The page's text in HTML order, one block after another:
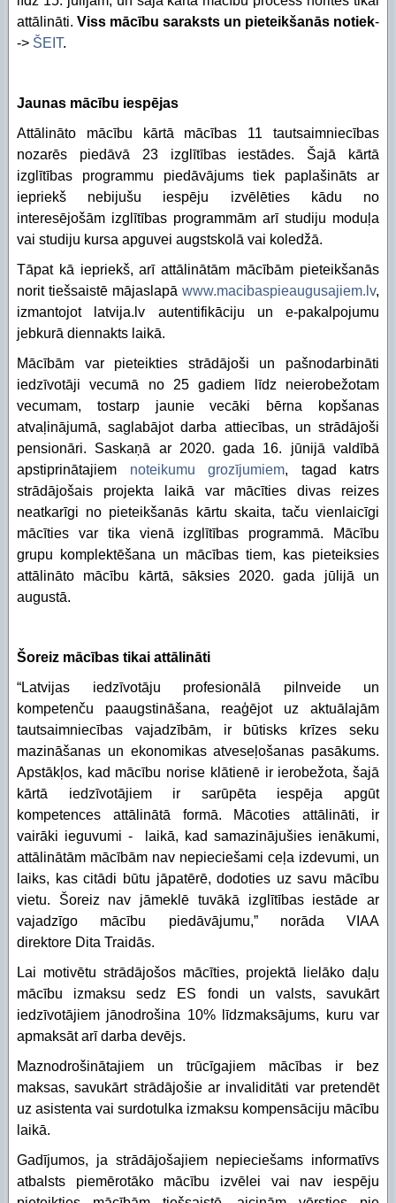
Piekļūstamības paziņojums Izglītības pārvalde
Digitālās plaisas mazināšana sociāli
STEM un pilsoniskā līdzdalība
attālināti. Viss mācību saraksts un pieteikšanās notiek-
-> ŠEIT.
Jaunas mācību iespējas
Attālināto mācību kārtā mācības 11 tautsaimniecības
nozarēs piedāvā 23 izglītības iestādes. Šajā kārtā
izglītības programmu piedāvājums tiek paplašināts ar
iepriekš nebijušu iespēju izvēlēties kādu no
interesējošām izglītības programmām arī studiju moduļa
vai studiju kursa apguvei augstskolā vai koledžā.
Tāpat kā iepriekš, arī attālinātām mācībām pieteikšanās
norit tiešsaistē mājaslapā www.macibaspieaugusajiem.lv,
izmantojot latvija.lv autentifikāciju un e-pakalpojumu
jebkurā diennakts laikā.
Mācībām var pieteikties strādājoši un pašnodarbināti
iedzīvotāji vecumā no 25 gadiem līdz neierobežotam
vecumam, tostarp jaunie vecāki bērna kopšanas
atvaļinājumā, saglabājot darba attiecības, un strādājoši
pensionāri. Saskaņā ar 2020. gada 16. jūnijā valdībā
apstiprinātajiem noteikumu grozījumiem, tagad katrs
strādājošais projekta laikā var mācīties divas reizes
neatkarīgi no pieteikšanās kārtu skaita, taču vienlaicīgi
mācīties var tika vienā izglītības programmā. Mācību
grupu komplektēšana un mācības tiem, kas pieteiksies
attālināto mācību kārtā, sāksies 2020. gada jūlijā un
augustā.
Šoreiz mācības tikai attālināti
“Latvijas iedzīvotāju profesionālā pilnveide un
kompetenču paaugstināšana, reaģējot uz aktuālajām
tautsaimniecības vajadzībām, ir būtisks krīzes seku
mazināšanas un ekonomikas atveseļošanas pasākums.
Apstākļos, kad mācību norise klātienē ir ierobežota, šajā
kārtā iedzīvotājiem ir sarūpēta iespēja apgūt
kompetences attālinātā formā. Mācoties attālināti, ir
vairāki ieguvumi - laikā, kad samazinājušies ienākumi,
attālinātām mācībām nav nepieciešami ceļa izdevumi, un
laiks, kas citādi būtu jāpatērē, dodoties uz savu mācību
vietu. Šoreiz nav jāmeklē tuvākā izglītības iestāde ar
vajadzīgo mācību piedāvājumu,” norāda VIAA
direktore Dita Traidās.
Lai motivētu strādājošos mācīties, projektā lielāko daļu
mācību izmaksu sedz ES fondi un valsts, savukārt
iedzīvotājiem jānodrošina 10% līdzmaksājums, kuru var
apmaksāt arī darba devējs.
Maznodrošinātajiem un trūcīgajiem mācības ir bez
maksas, savukārt strādājošie ar invaliditāti var pretendēt
uz asistenta vai surdotulka izmaksu kompensāciju mācību
laikā.
Gadījumos, ja strādājošajiem nepieciešams informatīvs
atbalsts piemērotāko mācību izvēlei vai nav iespēju